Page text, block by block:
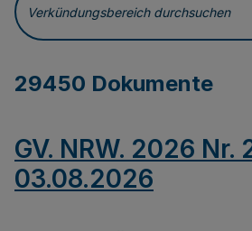
Verkündungsbereich durchsuchen
29450 Dokumente
GV. NRW. 2026 Nr.
03.08.2026